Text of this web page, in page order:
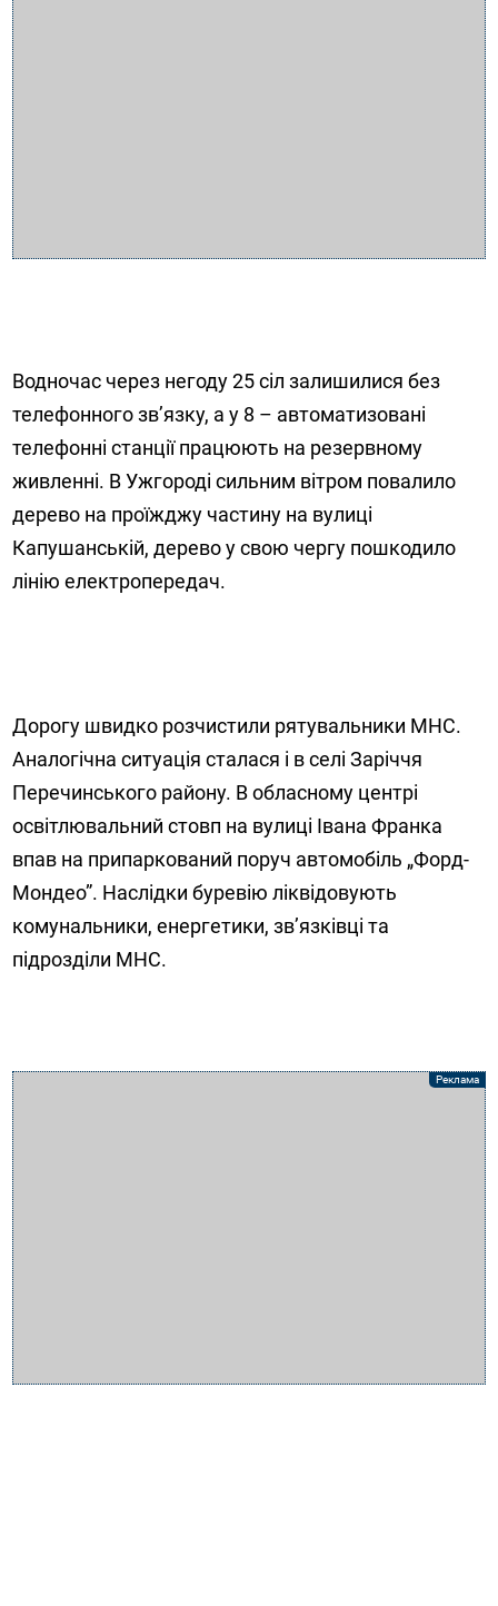
Водночас через негоду 25 сіл залишилися без
телефонного зв’язку, а у 8 – автоматизовані
телефонні станції працюють на резервному
живленні. В Ужгороді сильним вітром повалило
дерево на проїжджу частину на вулиці
Капушанській, дерево у свою чергу пошкодило
лінію електропередач.
Дорогу швидко розчистили рятувальники МНС.
Аналогічна ситуація сталася і в селі Заріччя
Перечинського району. В обласному центрі
освітлювальний стовп на вулиці Івана Франка
впав на припаркований поруч автомобіль „Форд-
Мондео”. Наслідки буревію ліквідовують
комунальники, енергетики, зв’язківці та
підрозділи МНС.